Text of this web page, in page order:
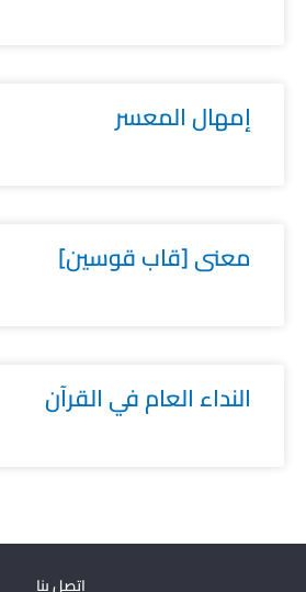
إمهال المعسر
معنى [قاب قوسين]
النداء العام في القرآن
اتصل بنا